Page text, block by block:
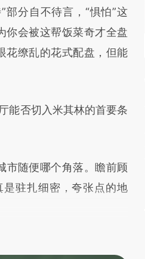
实意图存在偏差。不代表
荐点击链接阅读原文细致
部分自不待言，“惧怕”这
你会被这帮饭菜奇才全盘
花缭乱的花式配盘，但能
能否切入米其林的首要条
随便哪个角落。瞻前顾
驻扎细密，夸张点的地